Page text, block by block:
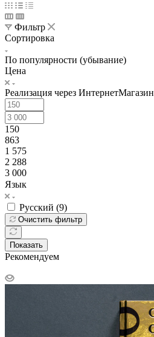
Фильтр
Сортировка
По популярности (убывание)
Цена
Реализация через ИнтернетМагазин
150
863
1 575
2 288
3 000
Язык
Русский (9)
Очистить фильтр
Показать
Рекомендуем